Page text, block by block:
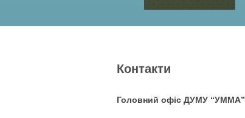
Контакти
Головний офіс ДУМУ “УММА”